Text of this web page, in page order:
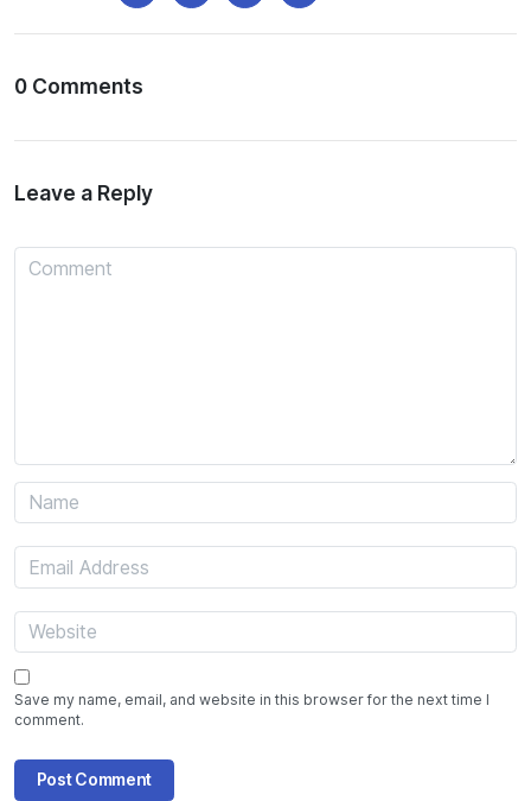
0 Comments
Leave a Reply
Save my name, email, and website in this browser for the next time I
comment.